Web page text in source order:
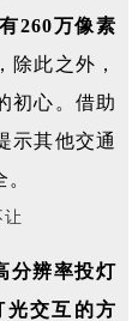
260万像素
除此之外，
初心。借助
示其他交通
分辨率投灯
光交互的方